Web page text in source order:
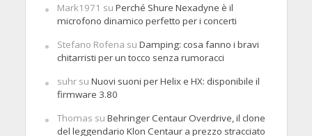
Mark1971 su Perché Shure Nexadyne è il
microfono dinamico perfetto per i concerti
Stefano Rofena su Damping: cosa fanno i bravi
chitarristi per un tocco senza rumoracci
suhrsu Nuovi suoni per Helix e HX: disponibile il
firmware 3.80
Thomas su Behringer Centaur Overdrive, il clone
del leggendario Klon Centaur a prezzo stracciato